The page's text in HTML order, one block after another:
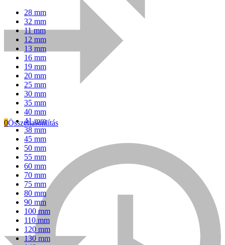
Everwin
0Összehasonlítás
28 mm
32 mm
11 mm
12 mm
13 mm
16 mm
19 mm
20 mm
25 mm
30 mm
35 mm
40 mm
41 mm
38 mm
45 mm
50 mm
55 mm
60 mm
70 mm
75 mm
80 mm
90 mm
100 mm
110 mm
120 mm
130 mm